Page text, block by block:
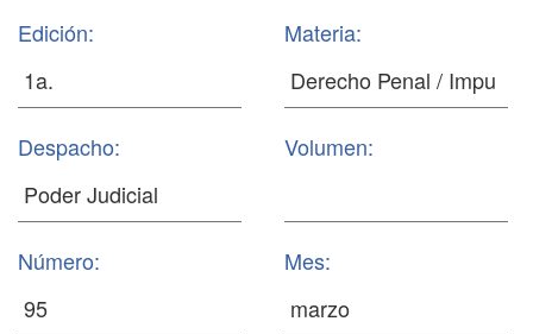
Edición: Materia:
Despacho: Volumen:
Número: Mes: